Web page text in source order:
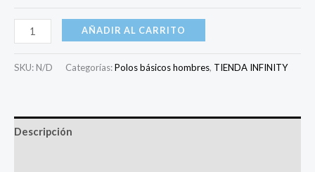
AÑADIR AL CARRITO
SKU: N/D Categorías:Polos básicos hombres, TIENDA INFINITY
Descripción